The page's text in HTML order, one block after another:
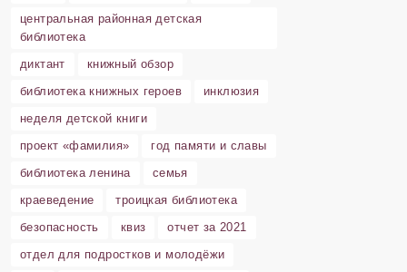
центральная районная детская
библиотека
диктант
книжный обзор
библиотека книжных героев
инклюзия
неделя детской книги
проект «фамилия»
год памяти и славы
библиотека ленина
семья
краеведение
троицкая библиотека
безопасность
квиз
отчет за 2021
отдел для подростков и молодёжи